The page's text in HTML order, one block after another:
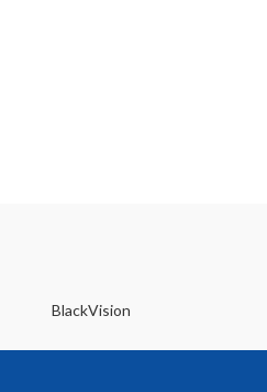
BlackVision